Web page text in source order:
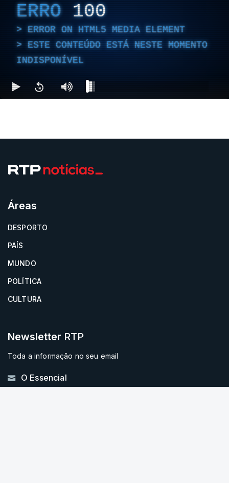
ERRO 100
ERROR ON HTML5 MEDIA ELEMENT
ESTE CONTEÚDO ESTÁ NESTE MOMENTO
INDISPONÍVEL
Áreas
DESPORTO
PAÍS
MUNDO
POLÍTICA
CULTURA
Newsletter RTP
Toda a informação no seu email
O Essencial